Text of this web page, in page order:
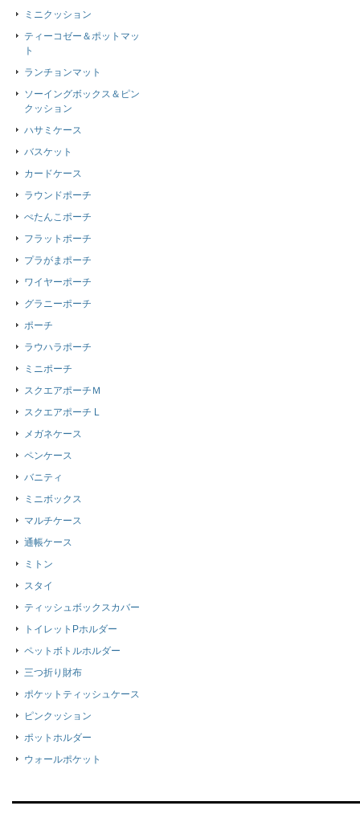
ミニクッション
ティーコゼー＆ポットマッ
ト
ランチョンマット
ソーイングボックス＆ピン
クッション
ハサミケース
バスケット
カードケース
ラウンドポーチ
ぺたんこポーチ
フラットポーチ
プラがまポーチ
ワイヤーポーチ
グラニーポーチ
ポーチ
ラウハラポーチ
ミニポーチ
スクエアポーチＭ
スクエアポーチ L
メガネケース
ペンケース
バニティ
ミニボックス
マルチケース
通帳ケース
ミトン
スタイ
ティッシュボックスカバー
トイレットPホルダー
ペットボトルホルダー
三つ折り財布
ポケットティッシュケース
ピンクッション
ポットホルダー
ウォールポケット